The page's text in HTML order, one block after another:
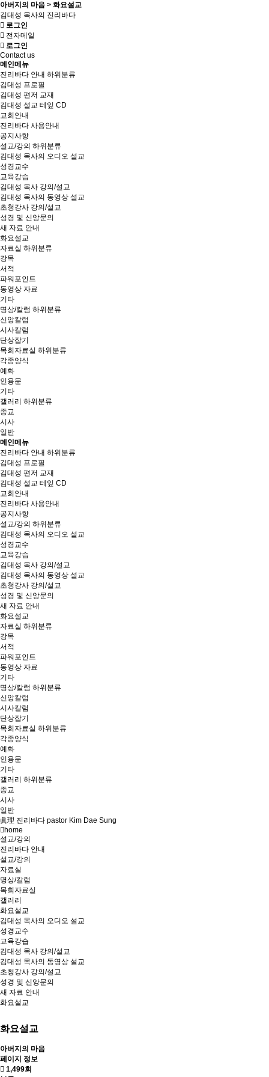
아버지의 마음 > 화요설교
김대성 목사의 진리바다
로그인
전자메일
로그인
Contact us
메인메뉴
진리바다 안내 하위분류
김대성 프로필
김대성 편저 교재
김대성 설교 테잎 CD
교회안내
진리바다 사용안내
공지사항
설교/강의 하위분류
김대성 목사의 오디오 설교
성경교수
교육강습
김대성 목사 강의/설교
김대성 목사의 동영상 설교
초청강사 강의/설교
성경 및 신앙문의
새 자료 안내
화요설교
자료실 하위분류
강목
서적
파워포인트
동영상 자료
기타
명상/칼럼 하위분류
신앙칼럼
시사칼럼
단상잡기
목회자료실 하위분류
각종양식
예화
인용문
기타
갤러리 하위분류
종교
시사
일반
메인메뉴
진리바다 안내 하위분류
김대성 프로필
김대성 편저 교재
김대성 설교 테잎 CD
교회안내
진리바다 사용안내
공지사항
설교/강의 하위분류
김대성 목사의 오디오 설교
성경교수
교육강습
김대성 목사 강의/설교
김대성 목사의 동영상 설교
초청강사 강의/설교
성경 및 신앙문의
새 자료 안내
화요설교
자료실 하위분류
강목
서적
파워포인트
동영상 자료
기타
명상/칼럼 하위분류
신앙칼럼
시사칼럼
단상잡기
목회자료실 하위분류
각종양식
예화
인용문
기타
갤러리 하위분류
종교
시사
일반
眞理 진리바다 pastor Kim Dae Sung
home
설교/강의
진리바다 안내
설교/강의
자료실
명상/칼럼
목회자료실
갤러리
화요설교
김대성 목사의 오디오 설교
성경교수
교육강습
김대성 목사 강의/설교
김대성 목사의 동영상 설교
초청강사 강의/설교
성경 및 신앙문의
새 자료 안내
화요설교
화요설교
아버지의 마음
페이지 정보
1,499회